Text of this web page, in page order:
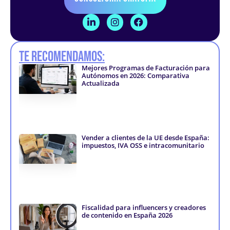
L
i
k
e
d
i
n
I
n
t
g
r
a
F
a
e
o
o
Te recomendamos:
Mejores Programas de Facturación para
Autónomos en 2026: Comparativa
Actualizada
Vender a clientes de la UE desde España:
impuestos, IVA OSS e intracomunitario
Fiscalidad para influencers y creadores
de contenido en España 2026